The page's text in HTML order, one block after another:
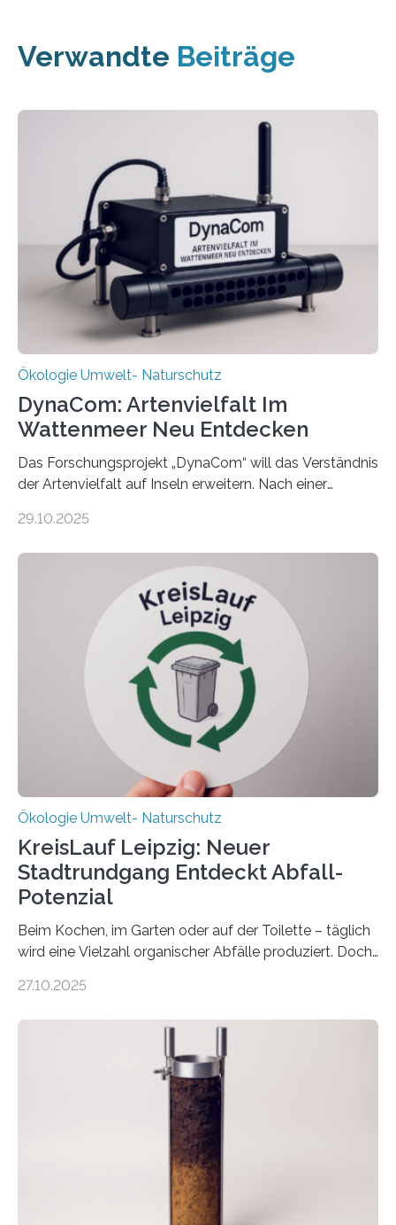
Verwandte Beiträge
Ökologie Umwelt- Naturschutz
DynaCom: Artenvielfalt Im
Wattenmeer Neu Entdecken
Das Forschungsprojekt „DynaCom“ will das Verständnis
der Artenvielfalt auf Inseln erweitern. Nach einer
Beobachtungen im Wattenmeer ist nun eine große
Oldenburg befassen sich insbesondere damit, wie ein
Ökosystem gedeiht – und wie sich dieser Prozess
verlässlich prognostizieren lässt. Grünes Licht für
„DynaCom“: Die Deutsche Forschungsgemeinschaft
(DFG) fördert das Anfang 2019 gestartete
Forschungsprojekt an der Universität Oldenburg für
zwei weitere Jahre mit rund 1,2 Millionen Euro. „Wir
freuen uns sehr über…
29.10.2025
Ökologie Umwelt- Naturschutz
KreisLauf Leipzig: Neuer
Stadtrundgang Entdeckt Abfall-
Potenzial
Beim Kochen, im Garten oder auf der Toilette – täglich
wird eine Vielzahl organischer Abfälle produziert. Doch
Potenzial nur dann entfalten können, wenn sie in
Veränderung der Wirtschaft wichtig ist, zeigt der vom
Deutschen Biomasseforschungszentrum und der
Stadtreinigung Leipzig konzipierte und am 24. Oktober
2025 offiziell eingeweihte Stadtrundgang „KreisLauf“. Er
ist ab sofort im Leipziger Stadtgebiet…
27.10.2025